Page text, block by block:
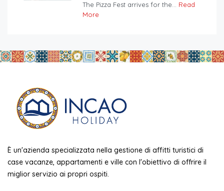
The Pizza Fest arrives for the... Read
More
È un'azienda specializzata nella gestione di affitti turistici di
case vacanze, appartamenti e ville con l'obiettivo di offrire il
miglior servizio ai propri ospiti.